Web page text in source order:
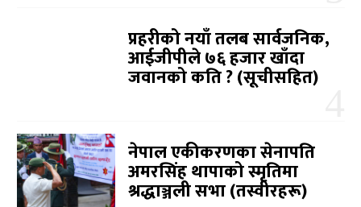
प्रहरीको नयाँ तलब सार्वजनिक,
आईजीपीले ७६ हजार खाँदा
जवानको कति ? (सूचीसहित)
नेपाल एकीकरणका सेनापति
अमरसिंह थापाको स्मृतिमा
श्रद्धाञ्जली सभा (तस्वीरहरू)